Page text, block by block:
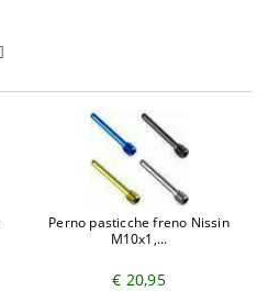
Perno pasticche freno Nissin
M10x1,...
€ 20,95